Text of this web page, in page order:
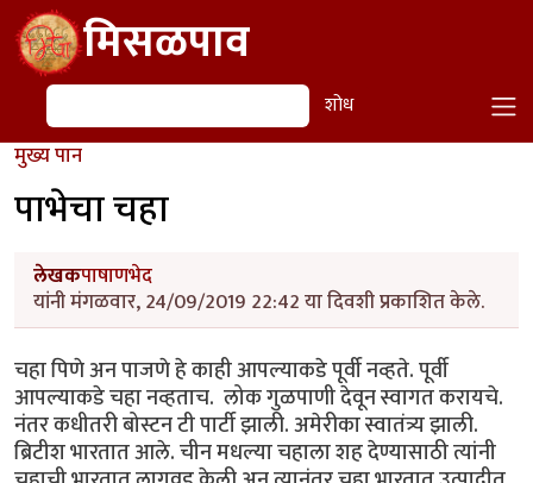
Skip to main contentमिसळपाव
शोध शोध
मुख्य पान
पाभेचा चहा
लेखकपाषाणभेद
यांनी मंगळवार, 24/09/2019 22:42 या दिवशी प्रकाशित केले.
चहा पिणे अन पाजणे हे काही आपल्याकडे पूर्वी नव्हते. पूर्वी
आपल्याकडे चहा नव्हताच. लोक गुळपाणी देवून स्वागत करायचे.
नंतर कधीतरी बोस्टन टी पार्टी झाली. अमेरीका स्वातंत्र्य झाली.
ब्रिटीश भारतात आले. चीन मधल्या चहाला शह देण्यासाठी त्यांनी